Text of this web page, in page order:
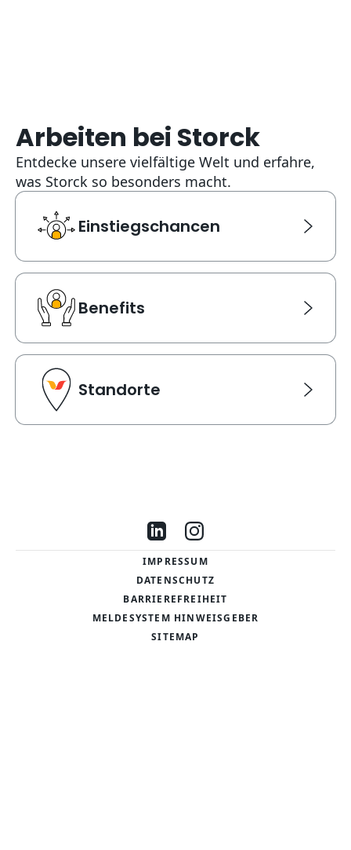
Arbeiten bei Storck
Entdecke unsere vielfältige Welt und erfahre,
was Storck so besonders macht.
Einstiegschancen
Einstiegschancen
Link Karte für Einstiegschancen. Navigiert zu einer
Benefits
Benefits
Link Karte für Benefits. Navigiert zu einer neuen
Standorte
Standorte
Link Karte für Standorte. Navigiert zu einer neuen
Besuche uns auf LinkedIn
Besuche uns auf
IMPRESSUM
DATENSCHUTZ
BARRIEREFREIHEIT
MELDESYSTEM HINWEISGEBER
SITEMAP